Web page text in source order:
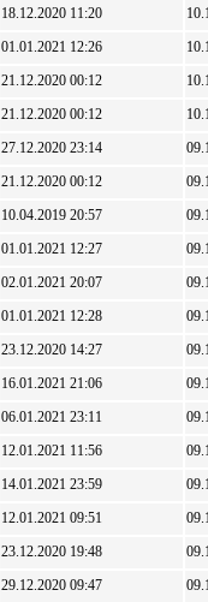
18.12.2020 11:20
01.01.2021 12:26
21.12.2020 00:12
21.12.2020 00:12
27.12.2020 23:14
21.12.2020 00:12
10.04.2019 20:57
01.01.2021 12:27
02.01.2021 20:07
01.01.2021 12:28
23.12.2020 14:27
16.01.2021 21:06
06.01.2021 23:11
12.01.2021 11:56
14.01.2021 23:59
12.01.2021 09:51
23.12.2020 19:48
29.12.2020 09:47